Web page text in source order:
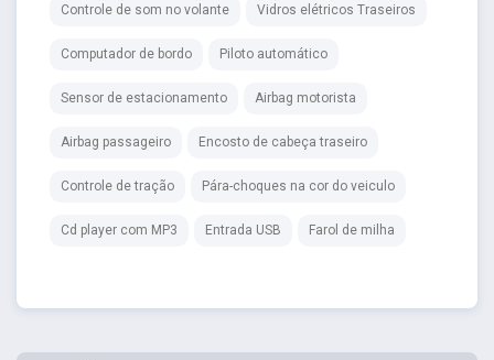
Controle de som no volante Vidros elétricos Traseiros
Computador de bordo Piloto automático
Sensor de estacionamento Airbag motorista
Airbag passageiro Encosto de cabeça traseiro
Controle de tração Pára-choques na cor do veiculo
Cd player com MP3 Entrada USB Farol de milha